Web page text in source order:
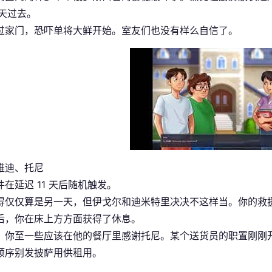
过去。
家门，恐吓单将大鲜开始。室友们也没有样么自信了。
迪、托尼
在延迟 11 天后随机触发。
仅仅算是另一天，但伊戈尔和迪米特里决决不这样当。你的
，你在床上方方面获得了休息。
你至一些应该在他的餐厅里感谢托尼。某个送货员的职置刚
序别发披萨用供租用。